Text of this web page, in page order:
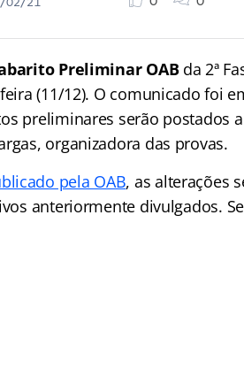
Preliminar OABda 2ª
(11/12). O comunicado foi
preliminares serão postados
organizadora das provas.
pela OAB, as alterações
anteriormente divulgados.